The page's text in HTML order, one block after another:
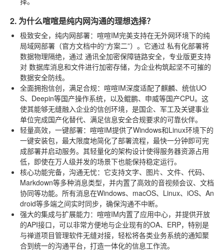
2. 为什么喧喧是纯内网沟通的理想选择？
极致安全，纯内网部署：喧喧IM完美支持在无外网环境下的纯
局域网部署（官方文档中的“方案二”）。它通过 私有化部署将
数据物理隔绝，通过 通讯全加密保障链路安全，专业版更支持
对 数据库消息和文件进行加密存储，为企业构筑起坚不可摧的
数据安全防线。
全面拥抱信创，满足合规：喧喧IM深度适配了麒麟、统信UO
S、Deepin等国产操作系统，以及鲲鹏、申威等国产CPU。这
使其能够无缝融入企业的信创环境，是国企、军工及关键事业
单位完成国产化替代、满足信息安全合规要求的可靠伙伴。
轻量高效，一键部署：喧喧IM提供了Windows和Linux环境下的
一键安装包，最大限度地简化了部署流程，最快一分钟即可完
成部署并启动服务。其轻量化的架构设计使得服务器资源占用
低，即使在万人级并发的场景下也能保持稳定运行。
核心功能完备，沟通无忧：它支持文字、图片、文件、代码、
Markdown等多种消息类型，并内置了高效的音视频会议、文档
协同等功能。所有消息在Windows、macOS、Linux、iOS、An
droid等多端之间实时同步，确保沟通不中断。
强大的集成与扩展能力：喧喧IM内置了应用中心，并提供开放
的API接口，可以非常方便地与企业现有的OA、ERP，特别是
与禅道项目管理软件无缝对接，轻松将各类业务系统的通知聚
合到统一的沟通平台，打造一体化的信息工作流。